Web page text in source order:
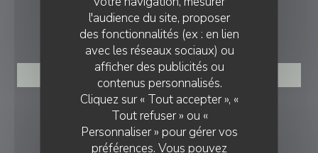
l'audience du site, proposer
des fonctionnalités (ex : en lien
avec les réseaux sociaux) ou
afficher des publicités ou
contenus personnalisés.
Cliquez sur « Tout accepter », «
Tout refuser » ou «
Personnaliser » pour gérer vos
préférences. Vous pouvez
RÉSERVATION
RÉSERVER
NOUS SUIVRE